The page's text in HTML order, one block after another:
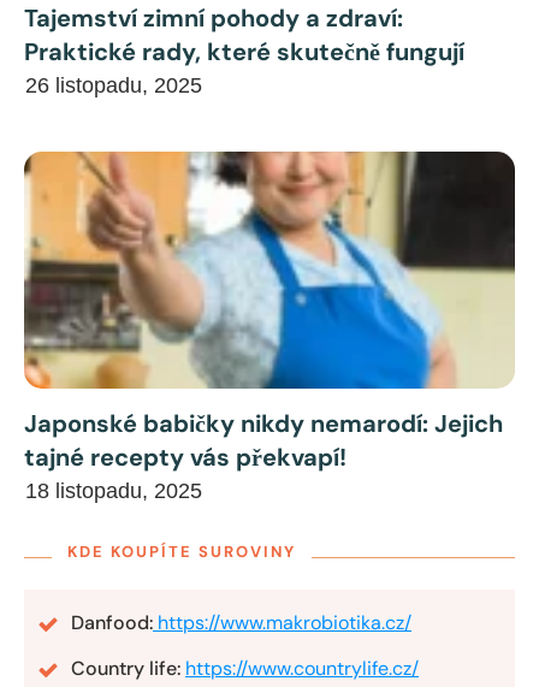
Tajemství zimní pohody a zdraví:
Praktické rady, které skutečně fungují
26 listopadu, 2025
Japonské babičky nikdy nemarodí: Jejich
tajné recepty vás překvapí!
18 listopadu, 2025
KDE KOUPÍTE SUROVINY
Danfood: https://www.makrobiotika.cz/
Country life: https://www.countrylife.cz/